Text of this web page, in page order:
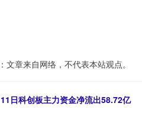
文章来自网络，不代表本站观点。
日科创板主力资金净流出58.72亿